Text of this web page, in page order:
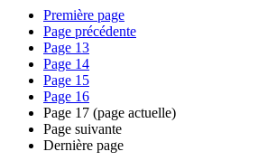
Première page
Page précédente
Page 13
Page 14
Page 15
Page 16
Page 17 (page actuelle)
Page suivante
Dernière page